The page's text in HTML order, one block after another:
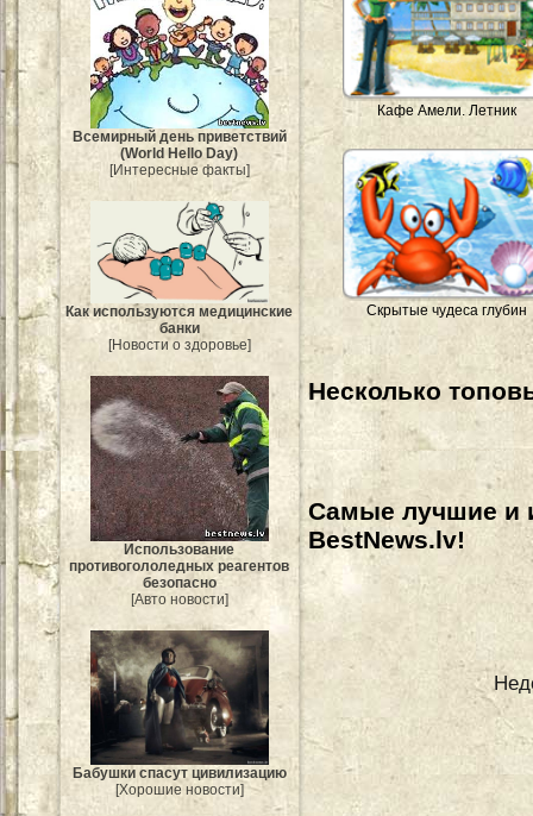
Всемирный день приветствий
(World Hello Day)
[Интересные факты]
Как используются медицинские
банки
[Новости о здоровье]
Использование
противогололедных реагентов
безопасно
[Авто новости]
Бабушки спасут цивилизацию
[Хорошие новости]
Кафе Амели. Летник
Скрытые чудеса глубин
Несколько
Самые лучшие и
BestNews.lv!